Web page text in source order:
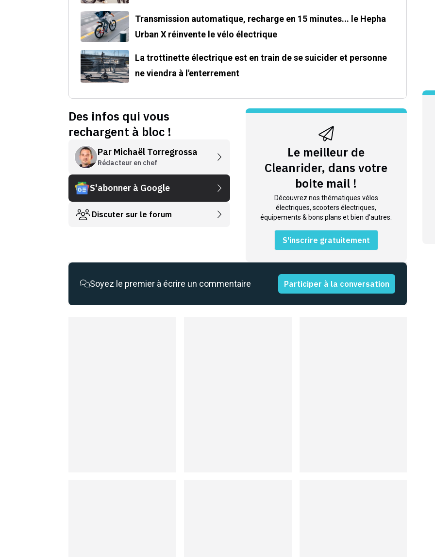
Transmission automatique, recharge en 15 minutes... le Hepha
Urban X réinvente le vélo électrique
La trottinette électrique est en train de se suicider et personne
ne viendra à l'enterrement
Des infos qui vous
rechargent à bloc !
Par Michaël Torregrossa
Rédacteur en chef
S'abonner à Google
Discuter sur le forum
Le meilleur de
Cleanrider, dans votre
boite mail !
Découvrez nos thématiques vélos
électriques, scooters électriques,
équipements & bons plans et bien d'autres.
S'inscrire gratuitement
Soyez le premier à écrire un commentaire Participer à la conversation